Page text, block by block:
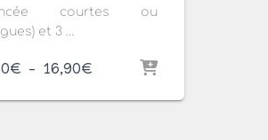
courtes ou
et 3 …
€ – 16,90€
prix :